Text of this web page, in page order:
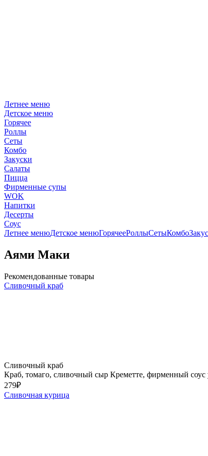
Летнее меню
Детское меню
Горячее
Роллы
Сеты
Комбо
Закуски
Салаты
Пицца
Фирменные супы
WOK
Напитки
Десерты
Соус
Летнее менюДетское менюГорячееРоллыСетыКомбо
Аями Маки
Рекомендованные товары
Сливочный краб
Сливочный краб
Краб, томаго, сливочный сыр Креметте, фирменный соус
279₽
Сливочная курица